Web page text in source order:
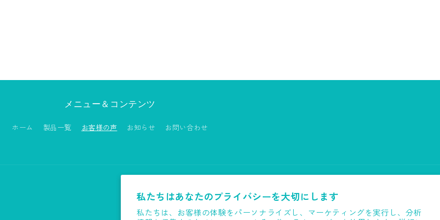
私たちはあなたのプライバシーを大切にします
私たちは、お客様の体験をパーソナライズし、マーケティングを実行し、分析
メニュー＆コンテンツ
ホーム 製品一覧 お客様の声 お知らせ お問い合わせ